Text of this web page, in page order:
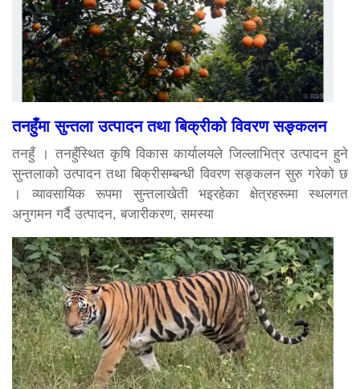
तनहुँमा सुन्तला उत्पादन तथा बिक्रीको विवरण सङ्कलन
तनहुँ । तनहुँस्थित कृषि विकास कार्यालयले जिल्लाभित्र उत्पादन हुने
सुन्तलाको उत्पादन तथा बिक्रीसम्बन्धी विवरण सङ्कलन सुरु गरेको छ
। व्यावसायिक रूपमा सुन्तलाखेती भइरहेका क्षेत्रहरूमा स्थलगत
अनुगमन गर्दै उत्पादन, बजारीकरण, समस्या